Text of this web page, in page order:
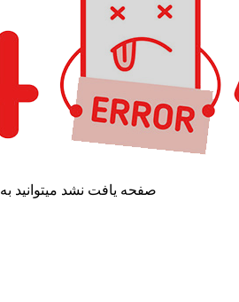
صفحه یافت نشد میتوانید به